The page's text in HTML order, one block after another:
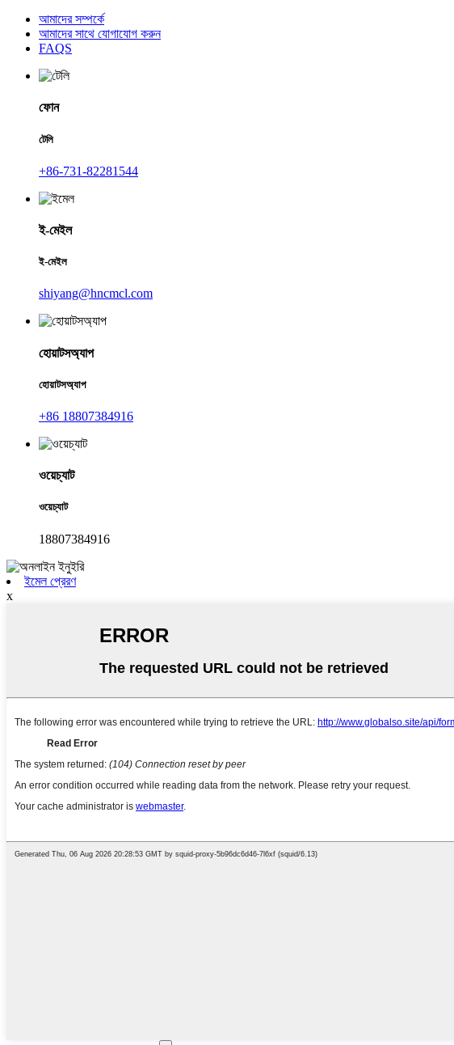
আমাদের সম্পর্কে
আমাদের সাথে যোগাযোগ করুন
FAQS
ফোন
টেলি
+86-731-82281544
ই-মেইল
ই-মেইল
shiyang@hncmcl.com
হোয়াটসঅ্যাপ
হোয়াটসঅ্যাপ
+86 18807384916
ওয়েচ্যাট
ওয়েচ্যাট
18807384916
ইমেল প্রেরণ
x